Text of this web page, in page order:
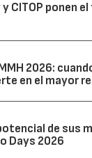
CITOP ponen
2026:
en el mayor
de sus
Days 2026